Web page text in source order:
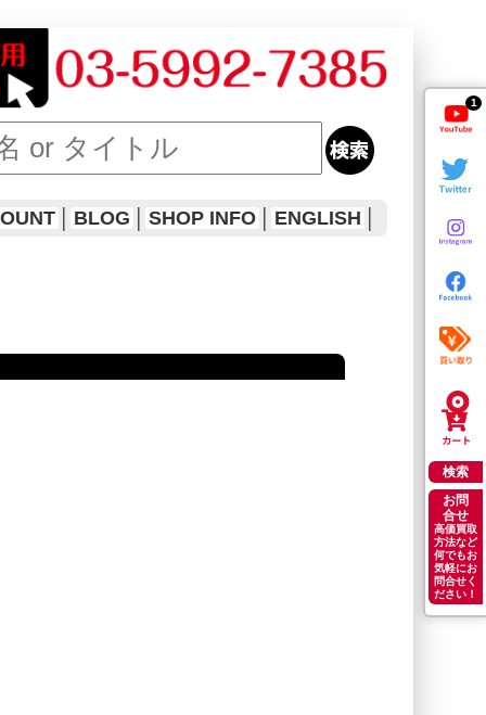
1
検索
お問
合せ
高価買取
方法など
何でもお
気軽にお
問合せく
ださい！
BLOG SHOP INFO ENGLISH